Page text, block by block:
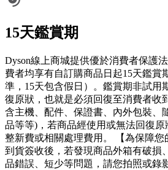
15天鑑賞期
Dyson線上商城提供優於消費者保護
費者均享有自訂購商品日起15天鑑賞
準，15天包含假日）。鑑賞期非試用
復原狀，也就是必須回復至消費者收
含主機、配件、保證書、內外包裝、
品等等)，若商品經使用或無法回復
整新費或相關處理費用。 【為保障
到貨簽收後，若發現商品外箱有破損
品錯誤、短少等問題，請您拍照或錄